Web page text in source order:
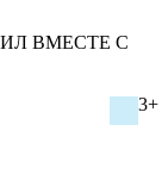
ВМЕСТЕ С
3+